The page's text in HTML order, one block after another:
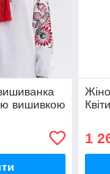
вишивкою
1